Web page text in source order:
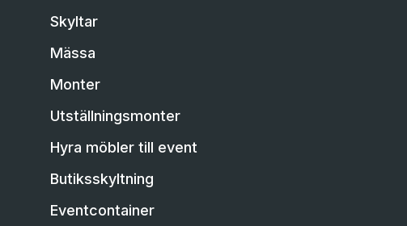
Skyltar
Mässa
Monter
Utställningsmonter
Hyra möbler till event
Butiksskyltning
Eventcontainer